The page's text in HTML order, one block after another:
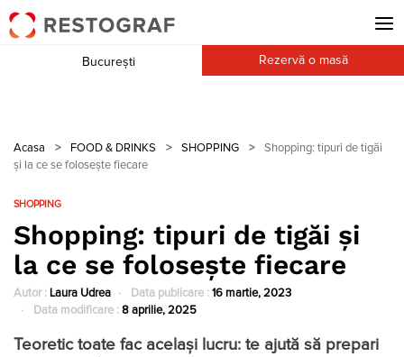
București Rezervă o masă
Acasa > FOOD & DRINKS > SHOPPING >
Shopping: tipuri de tigăi
și la ce se folosește fiecare
SHOPPING
Shopping: tipuri de tigăi și
la ce se folosește fiecare
Autor : Laura Udrea Data publicare : 16 martie, 2023
Data modificare : 8 aprilie, 2025
Teoretic toate fac același lucru: te ajută să prepari